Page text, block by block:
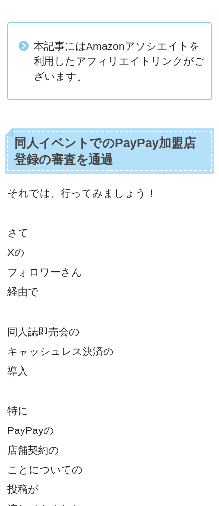
本記事にはAmazonアソシエイトを
利用したアフィリエイトリンクがご
ざいます。
同人イベントでのPayPay加盟店
登録の審査を通過
それでは、行ってみましょう！
さて
Xの
フォロワーさん
経由で
同人誌即売会の
キャッシュレス決済の
導入
特に
PayPayの
店舗契約の
ことについての
投稿が